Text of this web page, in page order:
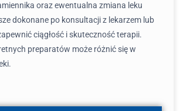
oraz ewentualna zmiana leku
dokonane po konsultacji z lekarzem lub
ciągłość i skuteczność terapii.
preparatów może różnić się w